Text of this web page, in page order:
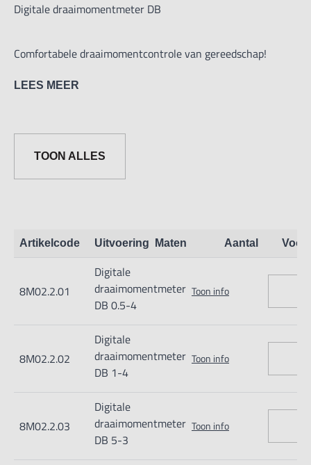
Digitale draaimomentmeter DB
Comfortabele draaimomentcontrole van gereedschap!
elektrische schroevendraaiers (bij modellen met [Max] = 50
- Metalen behuizing voor duurzaam gebruik en ruwe
omgevingsomstandigheden
- Capaciteitsaanduiding: Een oplopende lichtband geeft het
- Grafisch LCD-scherm, van achteren verlicht
- Rubberen voetjes met antislip-eigenschappen (bij
- Stabiele montageplaat voor een solide bevestiging (bij
modellen met [Max] = 20 Nm)
LEES MEER
TOON ALLES
Artikelcode Uitvoering Maten Aantal
8M02.2.01
Digitale
draaimomentmeter
DB 0.5-4
Toon info
8M02.2.02
Digitale
draaimomentmeter
DB 1-4
Toon info
8M02.2.03
Digitale
draaimomentmeter
DB 5-3
Toon info